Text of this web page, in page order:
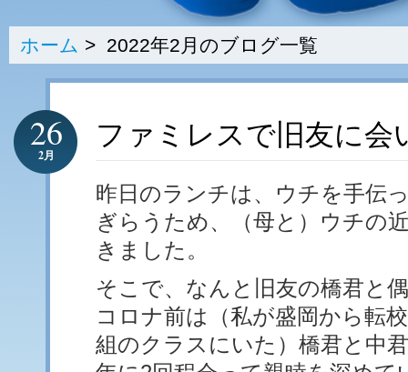
ホーム > 2022年2月のブログ一覧
ファミレスで旧友に会
26
2月
昨日のランチは、ウチを手伝
ぎらうため、（母と）ウチの
きました。
そこで、なんと旧友の橋君と
コロナ前は（私が盛岡から転
組のクラスにいた）橋君と中